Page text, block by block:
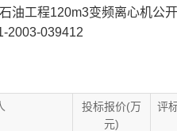
油工程120m3变频离心机公
2003-039412
投标报价(万
元)
评